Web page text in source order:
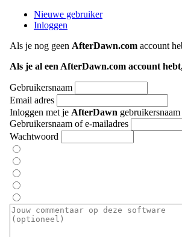
Nieuwe gebruiker
Inloggen
Als je nog geen AfterDawn.com account
Als je al een AfterDawn.com account
Gebruikersnaam
Email adres
Inloggen met je AfterDawn
Gebruikersnaam of e-mailadres
Wachtwoord